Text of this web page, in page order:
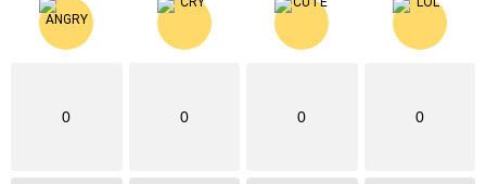
0 0 0 0